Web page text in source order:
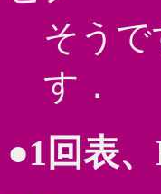
そう
す．
●1回表